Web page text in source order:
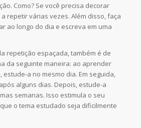
Como? Se você precisa decorar
repetir várias vezes. Além disso, faça
ao longo do dia e escreva em uma
repetição espaçada, também é de
da seguinte maneira: ao aprender
a no mesmo dia. Em seguida,
alguns dias. Depois, estude-a
semanas. Isso estimula o seu
o tema estudado seja dificilmente